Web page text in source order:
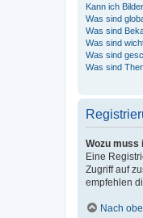
Kann ich
Was sind
Was sind
Was sind
Was sind
Was sind
Wozu
Eine
Zugriff auf
empfehlen
Nach